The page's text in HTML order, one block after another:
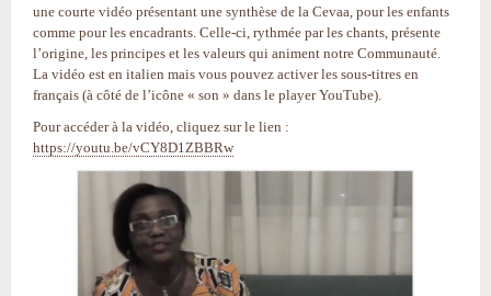
une courte vidéo présentant une synthèse de la Cevaa, pour les enfants
comme pour les encadrants. Celle-ci, rythmée par les chants, présente
l’origine, les principes et les valeurs qui animent notre Communauté.
La vidéo est en italien mais vous pouvez activer les sous-titres en
français (à côté de l’icône « son » dans le player YouTube).
Pour accéder à la vidéo, cliquez sur le lien :
https://youtu.be/vCY8D1ZBBRw